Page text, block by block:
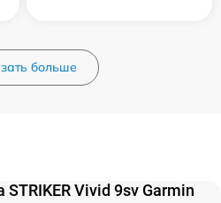
больше
Vivid 9sv Garmin